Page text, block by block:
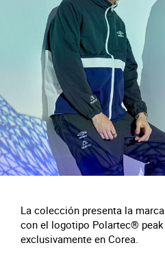
La colección presenta la
con el logotipo Polartec®
exclusivamente en Corea.